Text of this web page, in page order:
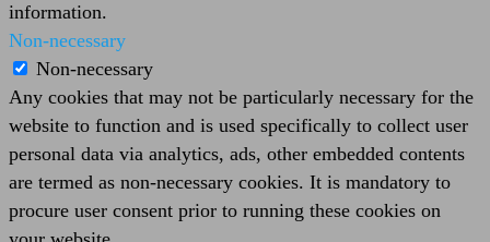
information.
Non-necessary
Non-necessary
Any cookies that may not be particularly necessary for the
website to function and is used specifically to collect user
personal data via analytics, ads, other embedded contents
are termed as non-necessary cookies. It is mandatory to
procure user consent prior to running these cookies on